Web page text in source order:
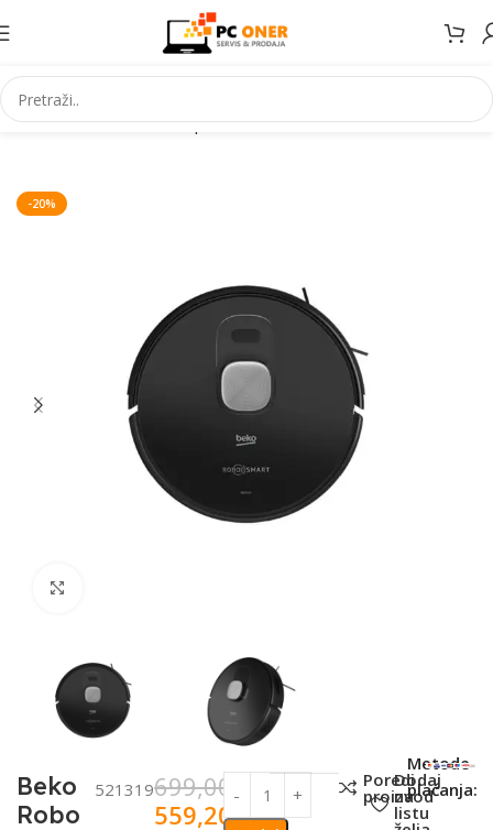
Početna Mali kućanski aparati Usisivači Robot usisivači
-20%
Beko
Robo
521319699,00
KM
559,20KM
Poredi
proizvod
Dodaj
na
listu
Metode
plaćanja: